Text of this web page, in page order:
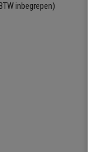
inbegrepen)